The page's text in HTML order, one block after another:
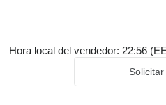
Hora local del vendedor: 22:56